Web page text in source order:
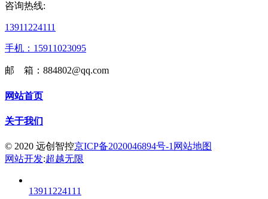
咨询热线:
13911224111
手机：15911023095
邮 箱：884802@qq.com
网站首页
关于我们
© 2020 远创智控京ICP备2020046894号-1 网站地图
网站开发:超越无限
13911224111